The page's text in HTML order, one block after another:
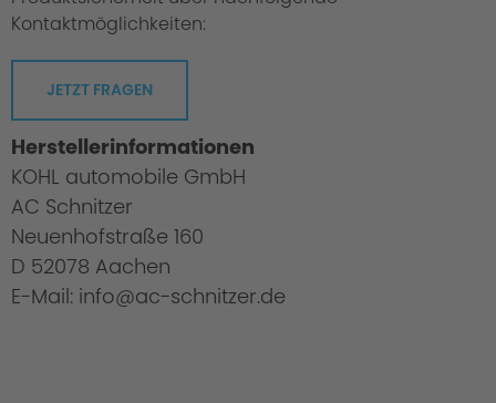
Kontaktmöglichkeiten:
JETZT FRAGEN
Herstellerinformationen
KOHL automobile GmbH
AC Schnitzer
Neuenhofstraße 160
D 52078 Aachen
E-Mail: info@ac-schnitzer.de